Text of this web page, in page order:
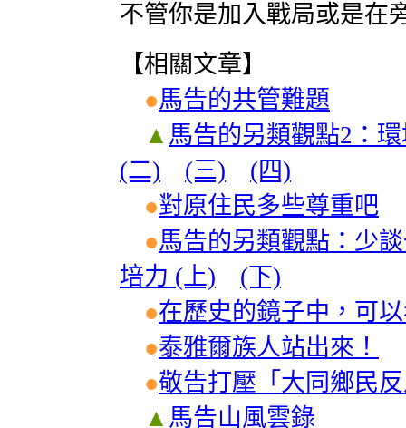
不管你是加入戰局或是在
【相關文章】
●馬告的共管難題
▲ 馬告的另類觀點2：
(二)
(三)
(四)
●對原住民多些尊重吧
●馬告的另類觀點：少
培力 (上)
(下)
●在歷史的鏡子中，可
●泰雅爾族人站出來！
●敬告打壓「大同鄉民
▲ 馬告山風雲錄